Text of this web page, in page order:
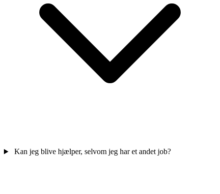
Kan jeg blive hjælper, selvom jeg har et andet job?